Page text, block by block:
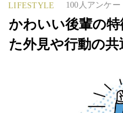
LIFESTYLE 100人アンケー
かわいい後輩の特
た外見や行動の